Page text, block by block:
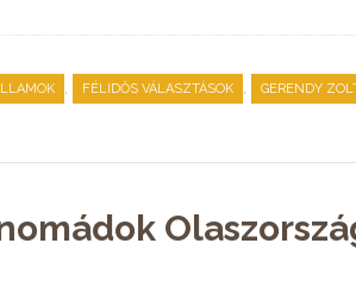
, FÉLIDŐS VÁLASZTÁSOK , GERENDY